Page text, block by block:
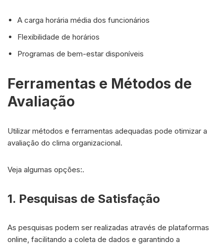
A carga horária média dos funcionários
Flexibilidade de horários
Programas de bem-estar disponíveis
Ferramentas e Métodos de
Avaliação
Utilizar métodos e ferramentas adequadas pode otimizar a
avaliação do clima organizacional.
Veja algumas opções:.
1. Pesquisas de Satisfação
As pesquisas podem ser realizadas através de plataformas
online, facilitando a coleta de dados e garantindo a